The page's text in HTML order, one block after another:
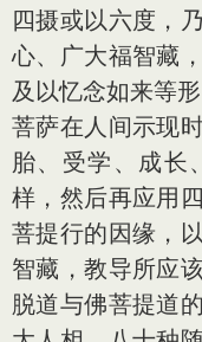
四摄或以六度，
心、广大福智藏
及以忆念如来等
菩萨在人间示现
胎、受学、成长
样，然后再应用
菩提行的因缘，
智藏，教导所应
脱道与佛菩提道